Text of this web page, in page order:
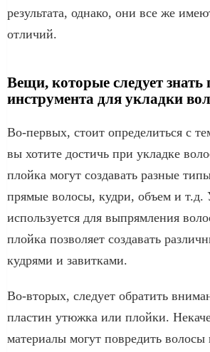
результата, однако, они все же
отличий.
Вещи, которые следует
инструмента для укладки
Во-первых, стоит определиться с
вы хотите достичь при укладке
плойка могут создавать разные
прямые волосы, кудри, объем и
используется для выпрямления
плойка позволяет создавать
кудрями и завитками.
Во-вторых, следует обратить
пластин утюжка или плойки.
материалы могут повредить волосы